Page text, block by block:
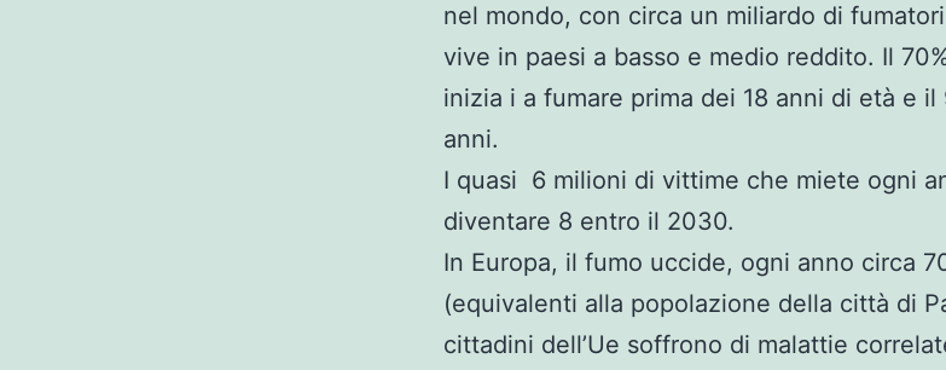
nel mondo, con circa un miliardo di
vive in paesi a basso e medio reddito. Il
inizia i a fumare prima dei 18 anni di età e il
anni.
I quasi 6 milioni di vittime che miete ogni
diventare 8 entro il 2030.
In Europa, il fumo uccide, ogni anno circa
(equivalenti alla popolazione della città di
cittadini dell’Ue soffrono di malattie